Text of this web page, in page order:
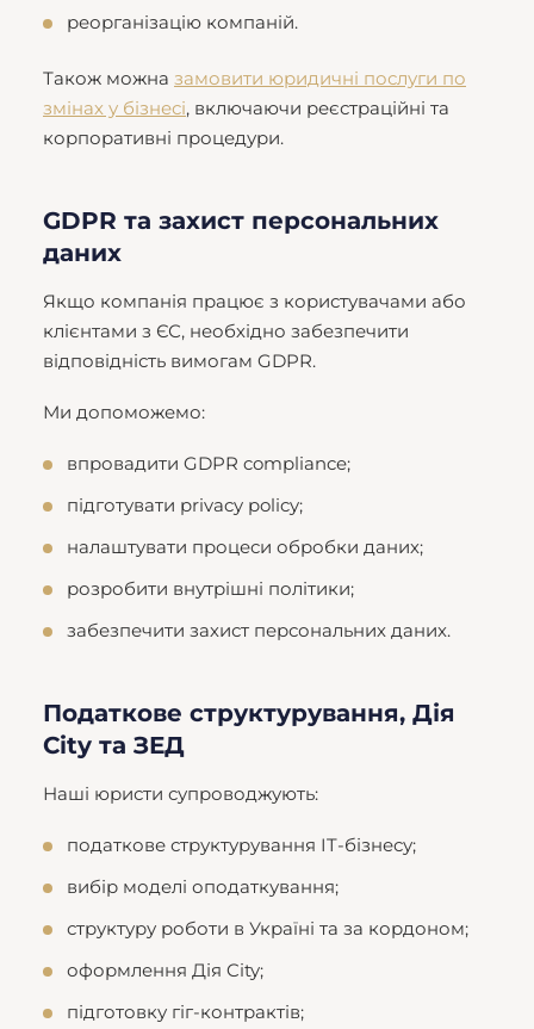
реорганізацію компаній.
Також можна замовити юридичні послуги по
змінах у бізнесі, включаючи реєстраційні та
корпоративні процедури.
GDPR та захист персональних
даних
Якщо компанія працює з користувачами або
клієнтами з ЄС, необхідно забезпечити
відповідність вимогам GDPR.
Ми допоможемо:
впровадити GDPR compliance;
підготувати privacy policy;
налаштувати процеси обробки даних;
розробити внутрішні політики;
забезпечити захист персональних даних.
Податкове структурування, Дія
City та ЗЕД
Наші юристи супроводжують:
податкове структурування IT-бізнесу;
вибір моделі оподаткування;
структуру роботи в Україні та за кордоном;
оформлення Дія City;
підготовку гіг-контрактів;